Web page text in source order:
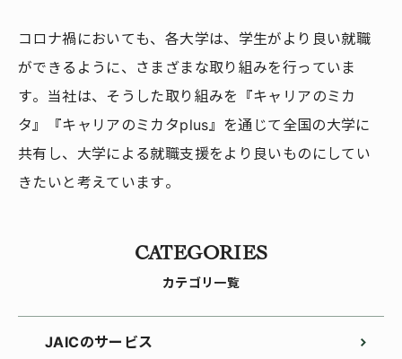
コロナ禍においても、各大学は、学生がより良い就職
ができるように、さまざまな取り組みを行っていま
す。当社は、そうした取り組みを『キャリアのミカ
タ』『キャリアのミカタplus』を通じて全国の大学に
共有し、大学による就職支援をより良いものにしてい
きたいと考えています。
CATEGORIES
カテゴリ一覧
JAICのサービス